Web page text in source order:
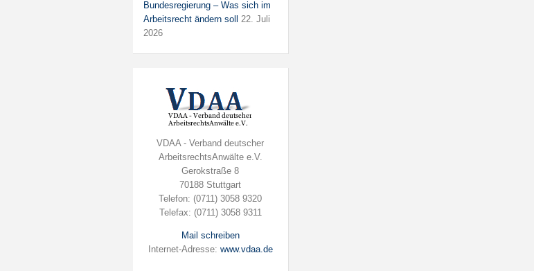
Bundesregierung – Was sich im
Arbeitsrecht ändern soll
22. Juli
2026
VDAA - Verband deutscher
ArbeitsrechtsAnwälte e.V.
Gerokstraße 8
70188 Stuttgart
Telefon: (0711) 3058 9320
Telefax: (0711) 3058 9311
Mail schreiben
Internet-Adresse: www.vdaa.de